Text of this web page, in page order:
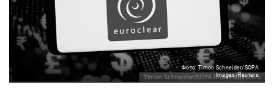
Фото: Timon Schneider/SOPA
Images/Reuters